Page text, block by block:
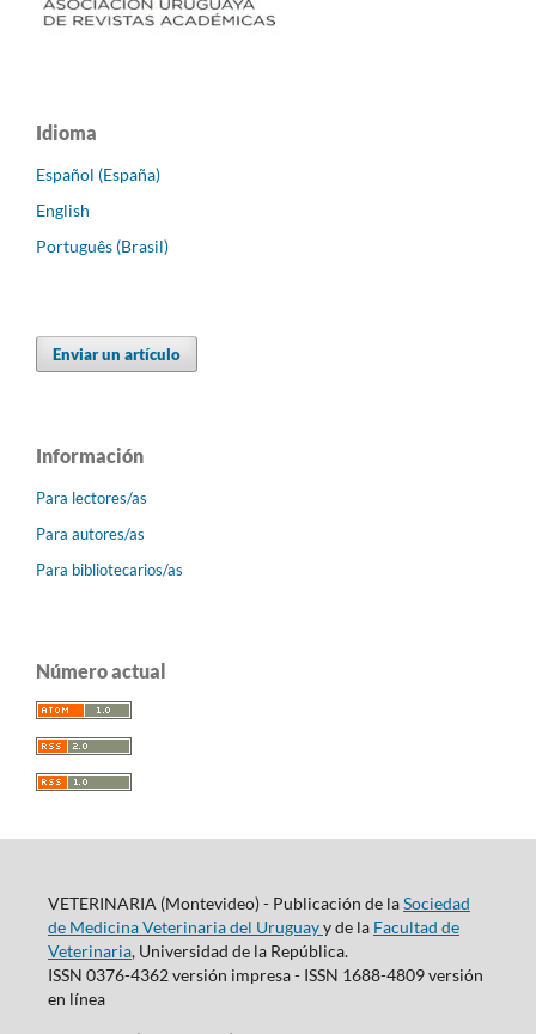
Idioma
Español (España)
English
Português (Brasil)
Enviar un artículo
Información
Para lectores/as
Para autores/as
Para bibliotecarios/as
Número actual
VETERINARIA (Montevideo) - Publicación de laSociedad
de Medicina Veterinaria del Uruguayy de la Facultad de
Veterinaria, Universidad de la República.
ISSN 0376-4362 versión impresa - ISSN 1688-4809 versión
en línea